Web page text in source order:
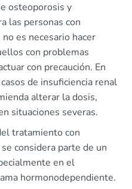
osteoporosis y
las personas con
es necesario hacer
con problemas
con precaución. En
de insuficiencia renal
alterar la dosis,
situaciones severas.
tratamiento con
considera parte de un
en el
hormonodependiente.